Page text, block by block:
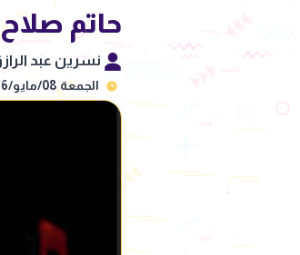
حاتم
نسرين عبد
الجمعة 08/مايو/2026 - 07:14 م